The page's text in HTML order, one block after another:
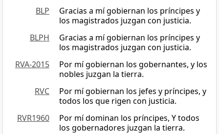
BLP
Gracias a mí gobiernan los príncipes y
los magistrados juzgan con justicia.
BLPH
Gracias a mí gobiernan los príncipes y
los magistrados juzgan con justicia.
RVA-2015
Por mí gobiernan los gobernantes, y los
nobles juzgan la tierra.
RVC
Por mí gobiernan los jefes y príncipes, y
todos los que rigen con justicia.
RVR1960
Por mí dominan los príncipes, Y todos
los gobernadores juzgan la tierra.